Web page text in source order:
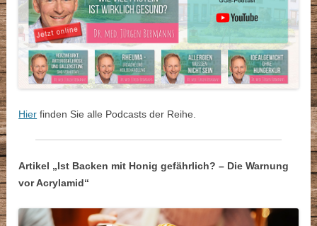
Hier finden Sie alle Podcasts der Reihe.
Artikel „Ist Backen mit Honig gefährlich? – Die Warnung
vor Acrylamid“